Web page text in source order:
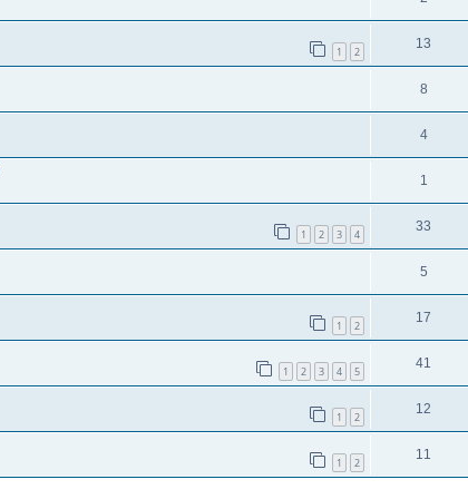
1 2
13
8
4
1
1 2 3 4
33
5
1 2
17
1 2 3 4 5
41
1 2
12
1 2
11